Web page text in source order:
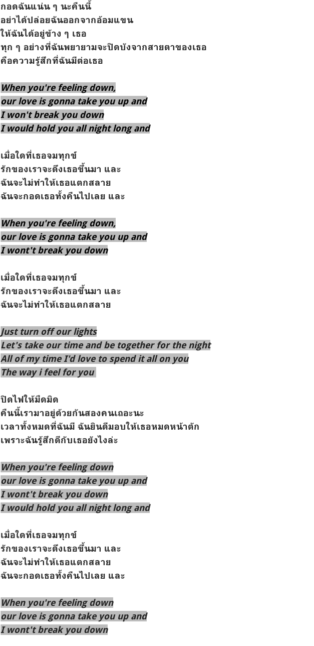
กอดฉันแน่น ๆ นะคืนนี้
อย่าได้ปล่อยฉันออกจากอ้อมแขน
ให้ฉันได้อยู่ข้าง ๆ เธอ
ทุก ๆ อย่างที่ฉันพยายามจะปิดบังจากสายตาของเธอ
คือความรู้สึกที่ฉันมีต่อเธอ
When you're feeling down,
our love is gonna take you up and
I won't break you down
I would hold you all night long and
เมื่อใดที่เธอจมทุกข์
รักของเราจะดึงเธอขึ้นมา และ
ฉันจะไม่ทำให้เธอแตกสลาย
ฉันจะกอดเธอทั้งคืนไปเลย และ
When you're feeling down,
our love is gonna take you up and
I wont't break you down
เมื่อใดที่เธอจมทุกข์
รักของเราจะดึงเธอขึ้นมา และ
ฉันจะไม่ทำให้เธอแตกสลาย
Just turn off our lights
Let's take our time and be together for the night
All of my time I'd love to spend it all on you
The way i feel for you
ปิดไฟให้มืดมิด
คืนนี้เรามาอยู่ด้วยกันสองคนเถอะนะ
เวลาทั้งหมดที่ฉันมี ฉันยินดีมอบให้เธอหมดหน้าตัก
เพราะฉันรู้สึกดีกับเธอยังไงล่ะ
When you're feeling down
our love is gonna take you up and
I wont't break you down
I would hold you all night long and
เมื่อใดที่เธอจมทุกข์
รักของเราจะดึงเธอขึ้นมา และ
ฉันจะไม่ทำให้เธอแตกสลาย
ฉันจะกอดเธอทั้งคืนไปเลย และ
When you're feeling down
our love is gonna take you up and
I wont't break you down